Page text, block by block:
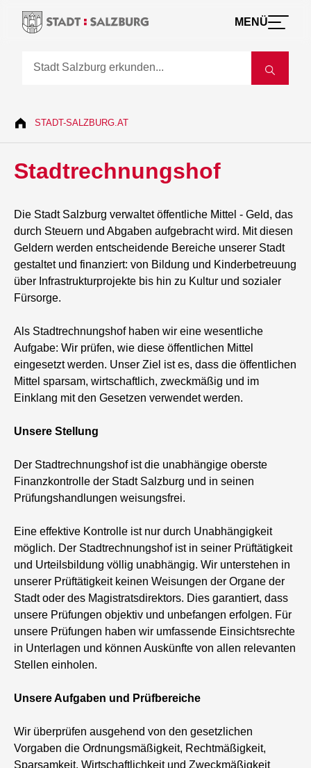
MENÜ
STADT-SALZBURG.AT
Stadtrechnungshof
Die Stadt Salzburg verwaltet öffentliche Mittel - Geld, das
durch Steuern und Abgaben aufgebracht wird. Mit diesen
Geldern werden entscheidende Bereiche unserer Stadt
gestaltet und finanziert: von Bildung und Kinderbetreuung
über Infrastrukturprojekte bis hin zu Kultur und sozialer
Fürsorge.
Als Stadtrechnungshof haben wir eine wesentliche
Aufgabe: Wir prüfen, wie diese öffentlichen Mittel
eingesetzt werden. Unser Ziel ist es, dass die öffentlichen
Mittel sparsam, wirtschaftlich, zweckmäßig und im
Einklang mit den Gesetzen verwendet werden.
Unsere Stellung
Der Stadtrechnungshof ist die unabhängige oberste
Finanzkontrolle der Stadt Salzburg und in seinen
Prüfungshandlungen weisungsfrei.
Eine effektive Kontrolle ist nur durch Unabhängigkeit
möglich. Der Stadtrechnungshof ist in seiner Prüftätigkeit
und Urteilsbildung völlig unabhängig. Wir unterstehen in
unserer Prüftätigkeit keinen Weisungen der Organe der
Stadt oder des Magistratsdirektors. Dies garantiert, dass
unsere Prüfungen objektiv und unbefangen erfolgen. Für
unsere Prüfungen haben wir umfassende Einsichtsrechte
in Unterlagen und können Auskünfte von allen relevanten
Stellen einholen.
Unsere Aufgaben und Prüfbereiche
Wir überprüfen ausgehend von den gesetzlichen
Vorgaben die Ordnungsmäßigkeit, Rechtmäßigkeit,
Sparsamkeit, Wirtschaftlichkeit und Zweckmäßigkeit